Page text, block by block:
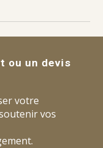
ou un devis
votre
vos
.